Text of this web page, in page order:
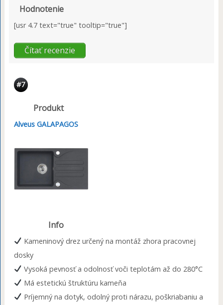
Hodnotenie
[usr 4.7 text="true" tooltip="true"]
Čítať recenzie
#7
Produkt
Alveus GALAPAGOS
Info
Kameninový drez určený na montáž zhora pracovnej
dosky
Vysoká pevnosť a odolnosť voči teplotám až do 280°C
Má estetickú štruktúru kameňa
Príjemný na dotyk, odolný proti nárazu, poškriabaniu a